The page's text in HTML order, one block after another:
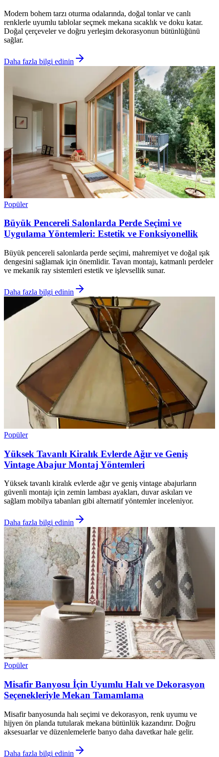
Modern bohem tarzı oturma odalarında, doğal tonlar ve canlı
renklerle uyumlu tablolar seçmek mekana sıcaklık ve doku katar.
Doğal çerçeveler ve doğru yerleşim dekorasyonun bütünlüğünü
sağlar.
Daha fazla bilgi edinin
Popüler
Büyük Pencereli Salonlarda Perde Seçimi ve
Uygulama Yöntemleri: Estetik ve Fonksiyonellik
Büyük pencereli salonlarda perde seçimi, mahremiyet ve doğal ışık
dengesini sağlamak için önemlidir. Tavan montajı, katmanlı perdeler
ve mekanik ray sistemleri estetik ve işlevsellik sunar.
Daha fazla bilgi edinin
Popüler
Yüksek Tavanlı Kiralık Evlerde Ağır ve Geniş
Vintage Abajur Montaj Yöntemleri
Yüksek tavanlı kiralık evlerde ağır ve geniş vintage abajurların
güvenli montajı için zemin lambası ayakları, duvar askıları ve
sağlam mobilya tabanları gibi alternatif yöntemler inceleniyor.
Daha fazla bilgi edinin
Popüler
Misafir Banyosu İçin Uyumlu Halı ve Dekorasyon
Seçenekleriyle Mekan Tamamlama
Misafir banyosunda halı seçimi ve dekorasyon, renk uyumu ve
hijyen ön planda tutularak mekana bütünlük kazandırır. Doğru
aksesuarlar ve düzenlemelerle banyo daha davetkar hale gelir.
Daha fazla bilgi edinin